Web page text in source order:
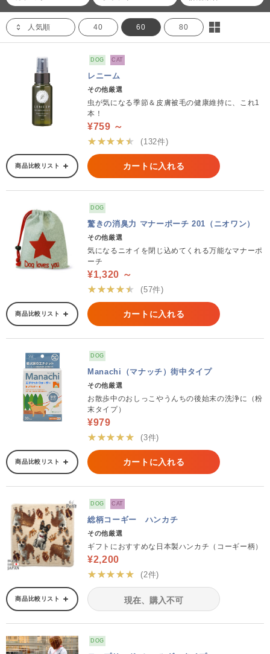
人気順 40 60 80
DOG CAT
レニーム
その他厳選
虫が気になる季節＆皮膚被毛の健康維持に、これ1
本！
¥759 ～
★★★★★
(132件)
商品比較リスト カートに入れる
DOG
驚きの消臭力 マナーポーチ 201（ニオワン）
その他厳選
気になるニオイを閉じ込めてくれる万能なマナーポ
ーチ
¥1,320 ～
★★★★★
(57件)
商品比較リスト カートに入れる
DOG
Manachi（マナッチ）街中タイプ
その他厳選
お散歩中のおしっこやうんちの後始末の洗浄に（粉
末タイプ）
¥979
★★★★★
(3件)
商品比較リスト カートに入れる
DOG CAT
総柄コーギー ハンカチ
その他厳選
ギフトにおすすめな日本製ハンカチ（コーギー柄）
¥2,200
★★★★★
(2件)
商品比較リスト 現在、購入不可
DOG